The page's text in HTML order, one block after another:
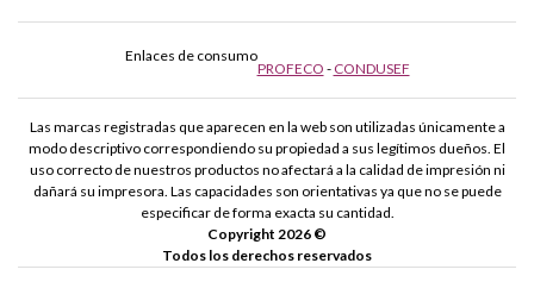
Conexión inalámbrica:Sí
Velocidad de impresión en negro:Borrador-30 ppm,
Normal-7 ppm
Velocidad de impresión a color:Borrador-25 ppm, Normal-
4 ppm
Enlaces de consumo
PROFECO - CONDUSEF
Las marcas registradas que aparecen en la web son utilizadas únicamente a
modo descriptivo correspondiendo su propiedad a sus legítimos dueños. El
uso correcto de nuestros productos no afectará a la calidad de impresión ni
dañará su impresora. Las capacidades son orientativas ya que no se puede
especificar de forma exacta su cantidad.
Copyright 2026 ©
Todos los derechos reservados